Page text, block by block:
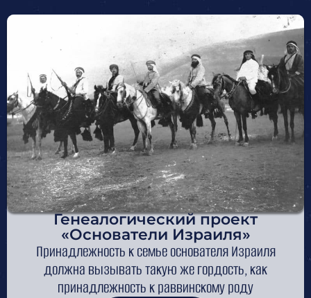
Генеалогический проект
«Основатели Израиля»
Принадлежность к семье основателя Израиля
должна вызывать такую же гордость, как
принадлежность к раввинскому роду